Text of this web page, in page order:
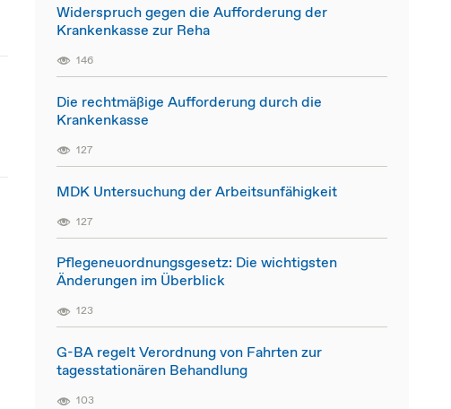
Widerspruch gegen die Aufforderung der
Krankenkasse zur Reha
146
Die rechtmäßige Aufforderung durch die
Krankenkasse
127
MDK Untersuchung der Arbeitsunfähigkeit
127
Pflegeneuordnungsgesetz: Die wichtigsten
Änderungen im Überblick
123
G-BA regelt Verordnung von Fahrten zur
tagesstationären Behandlung
103